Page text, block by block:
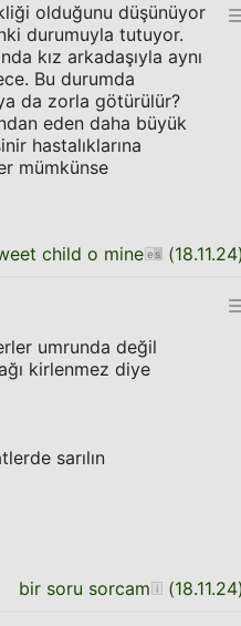
olduğunu düşünüyor
durumuyla tutuyor.
kız arkadaşıyla aynı
Bu durumda
da zorla götürülür?
eden daha büyük
hastalıklarına
mümkünse
child o mine (18.11.24
umrunda değil
kirlenmez diye
sarılın
bir soru sorcam (18.11.24